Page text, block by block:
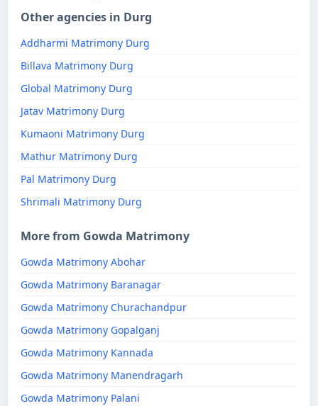
Other agencies in Durg
Addharmi Matrimony Durg
Billava Matrimony Durg
Global Matrimony Durg
Jatav Matrimony Durg
Kumaoni Matrimony Durg
Mathur Matrimony Durg
Pal Matrimony Durg
Shrimali Matrimony Durg
More from Gowda Matrimony
Gowda Matrimony Abohar
Gowda Matrimony Baranagar
Gowda Matrimony Churachandpur
Gowda Matrimony Gopalganj
Gowda Matrimony Kannada
Gowda Matrimony Manendragarh
Gowda Matrimony Palani